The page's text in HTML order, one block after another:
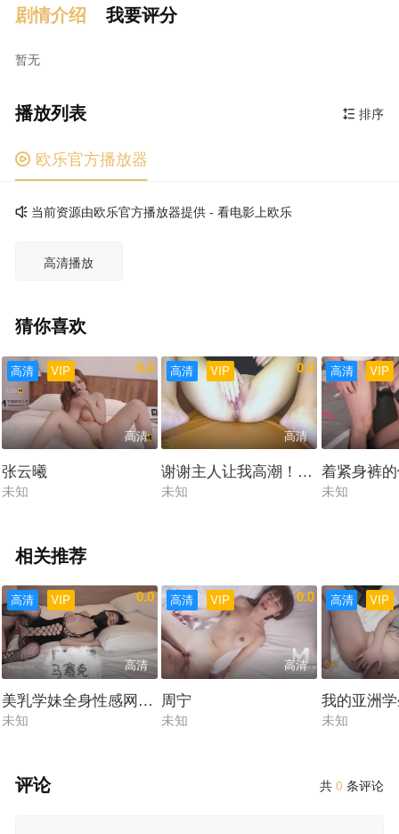
剧情介绍 我要评分
暂无
 排序
播放列表
 欧乐官方播放器
当前资源由欧乐官方播放器提供 - 看电影上欧乐
高清播放
猜你喜欢
VIP
高清 0.0
高清
张云曦
未知
VIP
高清 0.0
高清
谢谢主人让我高潮！把我潮吹喷水
未知
VIP
高清
着紧身裤
未知
相关推荐
VIP
高清 0.0
高清
美乳学妹全身性感网袜酒店内足交做爱
未知
VIP
高清 0.0
高清
周宁
未知
VIP
高清
我的亚洲
未知
共0 条评论
评论